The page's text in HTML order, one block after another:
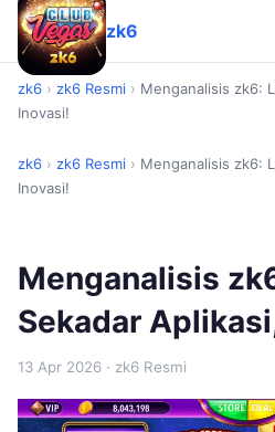
zk6
zk6 › zk6 Resmi › Menganalisis zk6:
Inovasi!
zk6 › zk6 Resmi › Menganalisis zk6:
Inovasi!
Menganalisis
Sekadar
13 Apr 2026 · zk6 Resmi